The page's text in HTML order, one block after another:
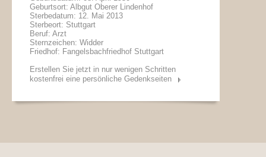
Geburtsort: Albgut Oberer Lindenhof
Sterbedatum: 12. Mai 2013
Sterbeort: Stuttgart
Beruf: Arzt
Sternzeichen: Widder
Friedhof: Fangelsbachfriedhof Stuttgart
Erstellen Sie jetzt in nur wenigen Schritten
kostenfrei eine persönliche Gedenkseiten